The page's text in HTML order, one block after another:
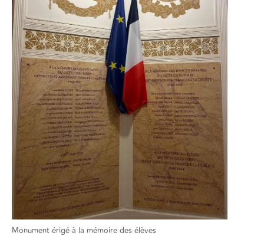
Monument érigé à la mémoire des élèves